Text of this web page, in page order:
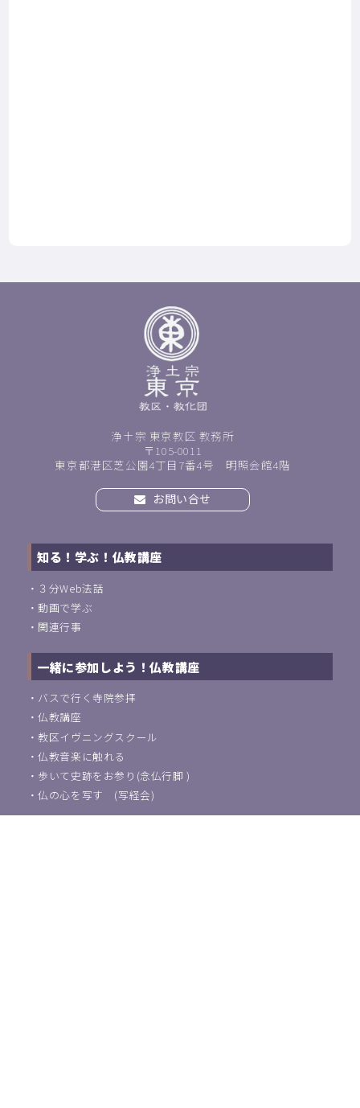
浄土宗 東京教区 教務所
〒105-0011
東京都港区芝公園4丁目7番4号 明照会館4階
お問い合せ
知る！学ぶ！仏教講座
・ ３分Web法話
・動画で学ぶ
・ 関連行事
一緒に参加しよう！仏教講座
・ バスで行く寺院参拝
・仏教講座
・教区イヴニングスクール
・仏教音楽に触れる
・ 歩いて史跡をお参り(念仏行脚 )
・仏の心を写す (写経会)